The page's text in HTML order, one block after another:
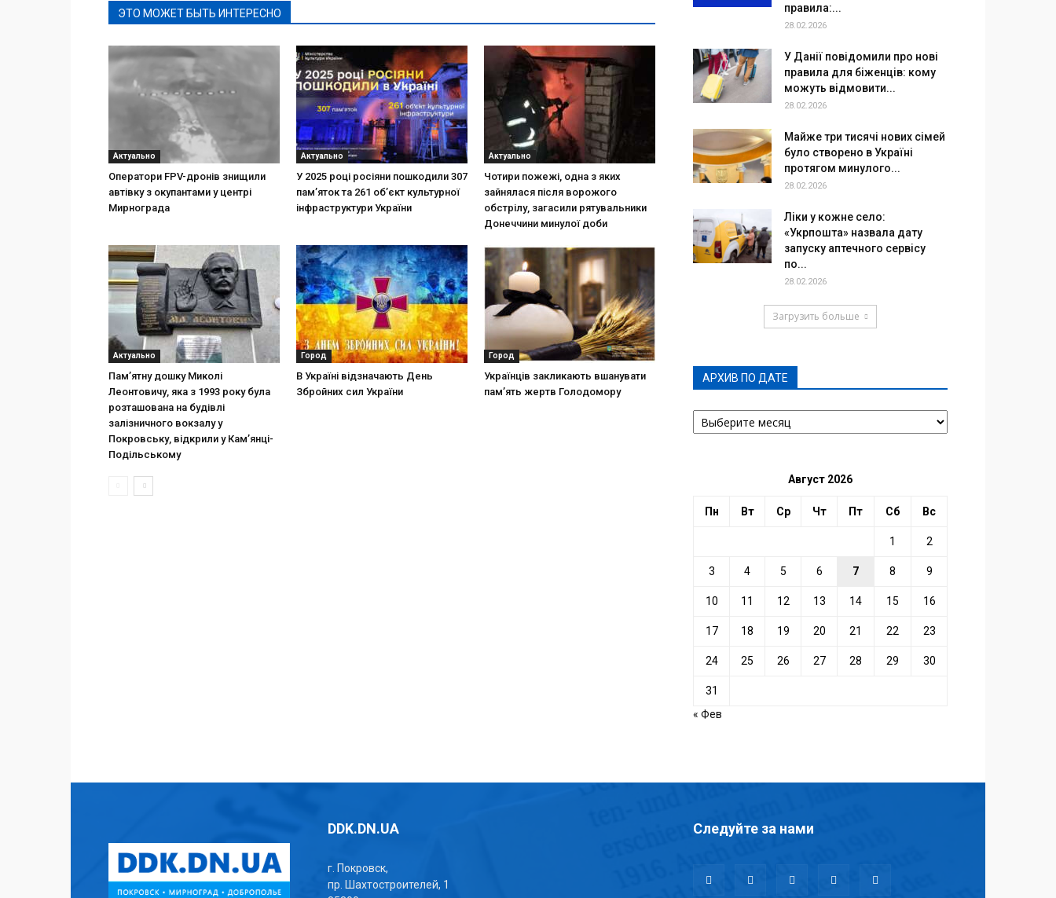
ЭТО МОЖЕТ БЫТЬ ИНТЕРЕСНО
Актуально
Оператори FPV-дронів знищили
автівку з окупантами у центрі
Мирнограда
Актуально
У 2025 році росіяни пошкодили 307
пам’яток та 261 об’єкт культурної
інфраструктури України
Актуально
Чотири пожежі, одна з яких
зайнялася після ворожого
обстрілу, загасили рятувальники
Донеччини минулої доби
Актуально
Пам’ятну дошку Миколі
Леонтовичу, яка з 1993 року була
розташована на будівлі
залізничного вокзалу у
Покровську, відкрили у Кам’янці-
Подільському
Город
В Україні відзначають День
Збройних сил України
Город
Українців закликають вшанувати
пам’ять жертв Голодомору
правила:...
28.02.2026
У Данії повідомили про нові
правила для біженців: кому
можуть відмовити...
28.02.2026
Майже три тисячі нових сімей
було створено в Україні
протягом минулого...
28.02.2026
Ліки у кожне село:
«Укрпошта» назвала дату
запуску аптечного сервісу
по...
28.02.2026
Загрузить больше
АРХИВ ПО ДАТЕ
АРХИВ
ПО
Август 2026
Пн Вт Ср Чт Пт Сб Вс
1 2
3 4 5 6 7 8 9
10 11 12 13 14 15 16
17 18 19 20 21 22 23
24 25 26 27 28 29 30
31
« Фев
DDK.DN.UA
г. Покровск,
пр. Шахтостроителей, 1
Следуйте за нами